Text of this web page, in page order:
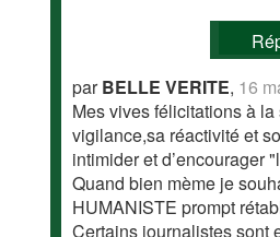
parBELLE VERITE, 16
Mes vives félicitations à
vigilance,sa réactivité et
intimider et d’encourager
Quand bien mème je
HUMANISTE prompt
Certains journalistes sont